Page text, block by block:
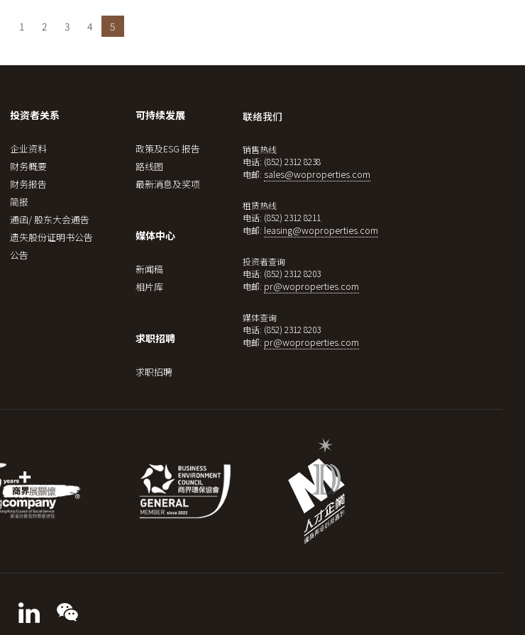
1 2 3 4 5
投资者关系
企业资料
财务概要
财务报告
简报
通函/ 股东大会通告
遗失股份证明书公告
公告
可持续发展
政策及ESG 报告
路线图
最新消息及奖项
媒体中心
新闻稿
相片库
求职招聘
求职招聘
联络我们
销售热线
电话: (852) 2312 8238
电邮: sales@woproperties.com
租赁热线
电话: (852) 2312 8211
电邮: leasing@woproperties.com
投资者查询
电话: (852) 2312 8203
电邮: pr@woproperties.com
媒体查询
电话: (852) 2312 8203
电邮: pr@woproperties.com